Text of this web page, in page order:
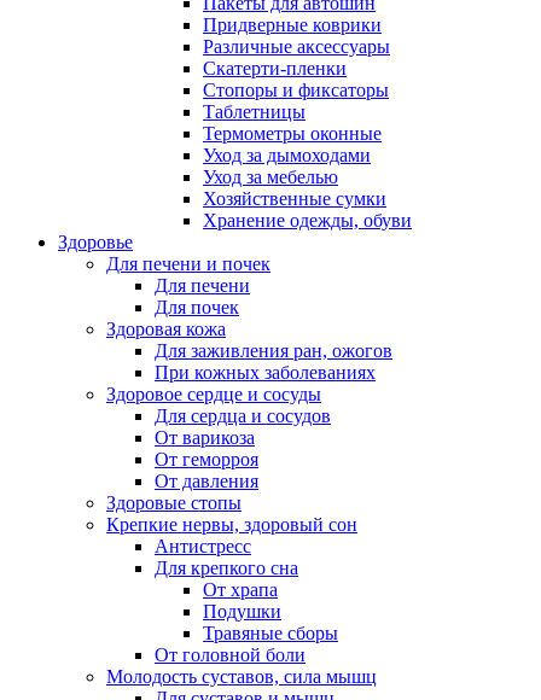
Придверные коврики
Различные аксессуары
Скатерти-пленки
Стопоры и фиксаторы
Таблетницы
Термометры оконные
Уход за дымоходами
Уход за мебелью
Хозяйственные сумки
Хранение одежды, обуви
Здоровье
Для печени и почек
Для печени
Для почек
Здоровая кожа
Для заживления ран, ожогов
При кожных заболеваниях
Здоровое сердце и сосуды
Для сердца и сосудов
От варикоза
От геморроя
От давления
Здоровые стопы
Крепкие нервы, здоровый сон
Антистресс
Для крепкого сна
От храпа
Подушки
Травяные сборы
От головной боли
Молодость суставов, сила мышц